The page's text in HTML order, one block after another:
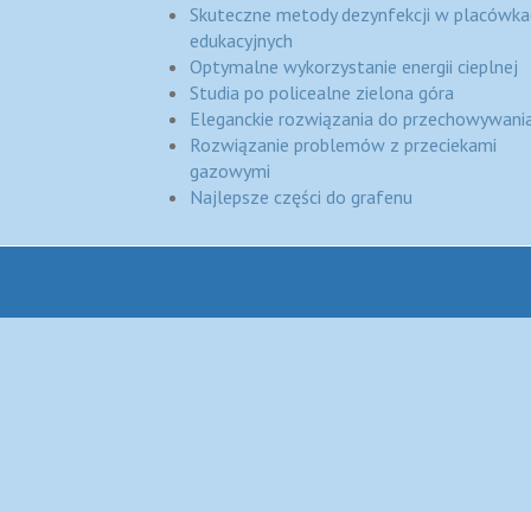
Skuteczne metody dezynfekcji w
edukacyjnych
Optymalne wykorzystanie energii cieplnej
Studia po policealne zielona góra
Eleganckie rozwiązania do
Rozwiązanie problemów z przeciekami
gazowymi
Najlepsze części do grafenu